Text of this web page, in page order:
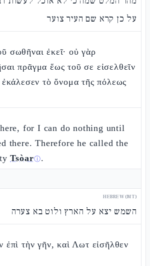
על כן קרא שם העיר צוער
σωθῆναι ἐκεῖ· οὐ γὰρ
πρᾶγμα ἕως τοῦ σε εἰσελθεῖν
ἐκάλεσεν τὸ ὄνομα τῆς πόλεως
for I can do nothing until
there. Therefore he called the
Tsòarⓘ.
HEBREW (MT)
השמש יצא על הארץ ולוט בא צערה
ἐπὶ τὴν γῆν, καὶ Λωτ εἰσῆλθεν